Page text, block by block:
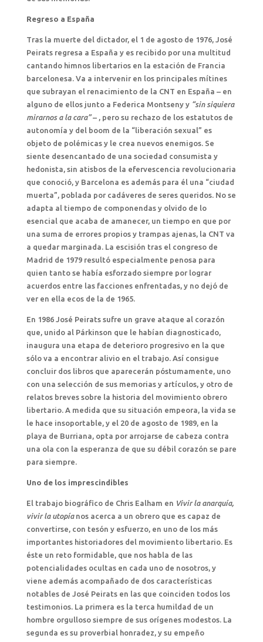
Regreso a España
Tras la muerte del dictador, el 1 de agosto de 1976, José
Peirats regresa a España y es recibido por una multitud
cantando himnos libertarios en la estación de Francia
barcelonesa. Va a intervenir en los principales mítines
que subrayan el renacimiento de la CNT en España – en
alguno de ellos junto a Federica Montseny y “sin siquiera
mirarnos a la cara”– , pero su rechazo de los estatutos de
autonomía y del boom de la “liberación sexual” es
objeto de polémicas y le crea nuevos enemigos. Se
siente desencantado de una sociedad consumista y
hedonista, sin atisbos de la efervescencia revolucionaria
que conoció, y Barcelona es además para él una “ciudad
muerta”, poblada por cadáveres de seres queridos. No se
adapta al tiempo de componendas y olvido de lo
esencial que acaba de amanecer, un tiempo en que por
una suma de errores propios y trampas ajenas, la CNT va
a quedar marginada. La escisión tras el congreso de
Madrid de 1979 resultó especialmente penosa para
quien tanto se había esforzado siempre por lograr
acuerdos entre las facciones enfrentadas, y no dejó de
ver en ella ecos de la de 1965.
En 1986 José Peirats sufre un grave ataque al corazón
que, unido al Párkinson que le habían diagnosticado,
inaugura una etapa de deterioro progresivo en la que
sólo va a encontrar alivio en el trabajo. Así consigue
concluir dos libros que aparecerán póstumamente, uno
con una selección de sus memorias y artículos, y otro de
relatos breves sobre la historia del movimiento obrero
libertario. A medida que su situación empeora, la vida se
le hace insoportable, y el 20 de agosto de 1989, en la
playa de Burriana, opta por arrojarse de cabeza contra
una ola con la esperanza de que su débil corazón se pare
para siempre.
Uno de los imprescindibles
El trabajo biográfico de Chris Ealham en Vivir la anarquía,
vivir la utopíanos acerca a un obrero que es capaz de
convertirse, con tesón y esfuerzo, en uno de los más
importantes historiadores del movimiento libertario. Es
éste un reto formidable, que nos habla de las
potencialidades ocultas en cada uno de nosotros, y
viene además acompañado de dos características
notables de José Peirats en las que coinciden todos los
testimonios. La primera es la terca humildad de un
hombre orgulloso siempre de sus orígenes modestos. La
segunda es su proverbial honradez, y su empeño